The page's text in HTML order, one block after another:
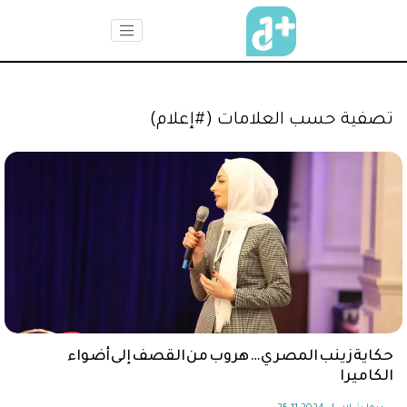
تصفية حسب العلامات (#إعلام)
حكاية زينب المصري … هروب من القصف إلى أضواء
الكاميرا